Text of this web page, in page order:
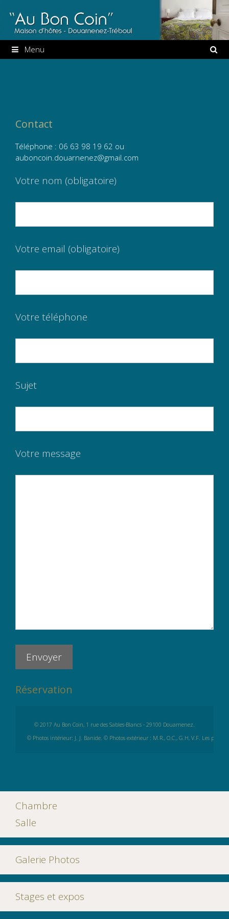
au
contenu
Menu
Contact
Téléphone : 06 63 98 19 62 ou
auboncoin.douarnenez@gmail.com
Votre nom (obligatoire)
Votre email (obligatoire)
Votre téléphone
Sujet
Votre message
Réservation
© 2017 Au Bon Coin, 1 rue des Sables-Blancs - 29100 Douarnenez.
© Photos intérieur: J. J. Banide. © Photos extérieur : M.R., O.C., G.H, V.F. Les
Chambre
Salle
Galerie Photos
Stages et expos